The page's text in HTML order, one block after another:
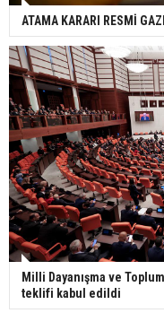
ATAMA KARARI RESMİ
Milli Dayanışma ve
teklifi kabul edildi